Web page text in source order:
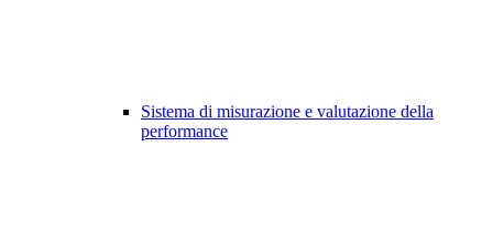
Sistema di misurazione e valutazione della
performance